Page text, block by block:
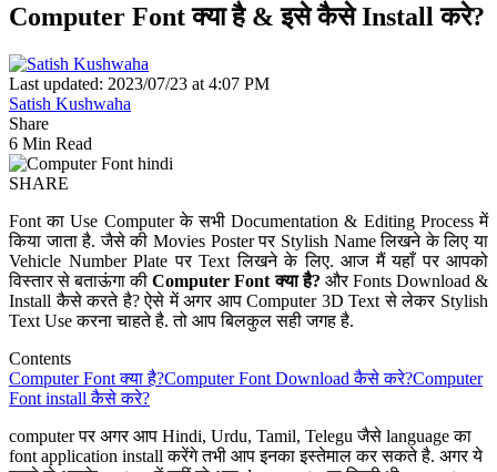
Computer Font क्या है & इसे कैसे Install करे?
Last updated: 2023/07/23 at 4:07 PM
Satish Kushwaha
Share
6 Min Read
SHARE
Font का Use Computer के सभी Documentation & Editing Process में
किया जाता है. जैसे की Movies Poster पर Stylish Name लिखने के लिए या
Vehicle Number Plate पर Text लिखने के लिए. आज मैं यहाँ पर आपको
विस्तार से बताऊंगा कीComputer Font क्या है? और Fonts Download &
Install कैसे करते है? ऐसे में अगर आप Computer 3D Text से लेकर Stylish
Text Use करना चाहते है. तो आप बिलकुल सही जगह है.
Contents
Computer Font क्या है?Computer Font Download कैसे करे?Computer
Font install कैसे करे?
computer पर अगर आप Hindi, Urdu, Tamil, Telegu जैसे language का
font application install करेंगे तभी आप इनका इस्तेमाल कर सकते है. अगर ये